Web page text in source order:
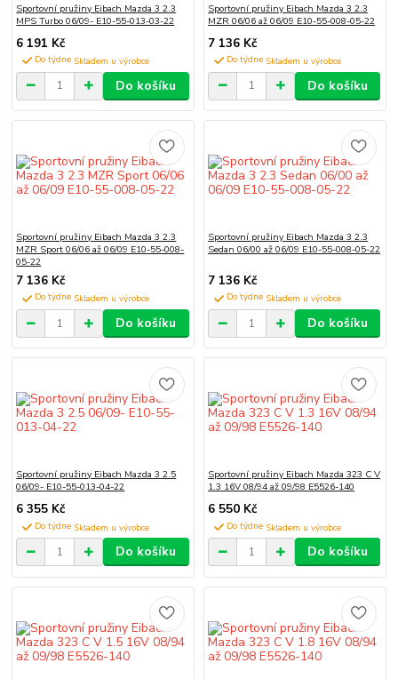
Sportovní pružiny Eibach Mazda 3 2.3
MPS Turbo 06/09- E10-55-013-03-22
6 191 Kč
Do týdne
Do košíku
Sportovní pružiny Eibach Mazda 3 2.3
MZR 06/06 až 06/09 E10-55-008-05-22
7 136 Kč
Do týdne
Do košíku
Sportovní pružiny Eibach Mazda 3 2.3
MZR Sport 06/06 až 06/09 E10-55-008-
05-22
7 136 Kč
Do týdne
Do košíku
Sportovní pružiny Eibach Mazda 3 2.3
Sedan 06/00 až 06/09 E10-55-008-05-22
7 136 Kč
Do týdne
Do košíku
Sportovní pružiny Eibach Mazda 3 2.5
06/09- E10-55-013-04-22
6 355 Kč
Do týdne
Do košíku
Sportovní pružiny Eibach Mazda 323 C V
1.3 16V 08/94 až 09/98 E5526-140
6 550 Kč
Do týdne
Do košíku